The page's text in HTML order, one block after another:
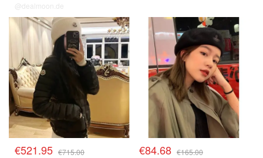
@dealmoon.de
€521.95 €715.00 €84.68 €165.00